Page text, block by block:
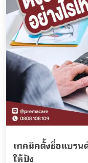
เทคนิคตั้งชื่อแบรน
ให้ปัง